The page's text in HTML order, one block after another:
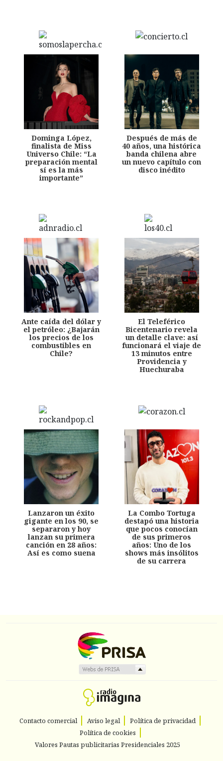
Dominga López,
finalista de Miss
Universo Chile: “La
preparación mental
sí es la más
importante”
Después de más de
40 años, una histórica
banda chilena abre
un nuevo capítulo con
disco inédito
Ante caída del dólar y
el petróleo: ¿Bajarán
los precios de los
combustibles en
Chile?
El Teleférico
Bicentenario revela
un detalle clave: así
funcionará el viaje de
13 minutos entre
Providencia y
Huechuraba
Lanzaron un éxito
gigante en los 90, se
separaron y hoy
lanzan su primera
canción en 28 años:
Así es como suena
La Combo Tortuga
destapó una historia
que pocos conocían
de sus primeros
años: Uno de los
shows más insólitos
de su carrera
Contacto comercial Aviso legal
Política de privacidad
Política de cookies
Valores Pautas publicitarias Presidenciales 2025